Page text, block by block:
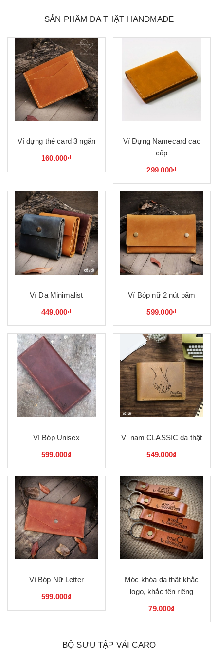
SẢN PHẨM DA THẬT HANDMADE
Ví đựng thẻ card 3 ngăn
160.000₫
Ví Đựng Namecard cao
cấp
299.000₫
Ví Da Minimalist
449.000₫
Ví Bóp nữ 2 nút bấm
599.000₫
Ví Bóp Unisex
599.000₫
Ví nam CLASSIC da thật
549.000₫
Ví Bóp Nữ Letter
599.000₫
Móc khóa da thật khắc
logo, khắc tên riêng
79.000₫
BỘ SƯU TẬP VẢI CARO